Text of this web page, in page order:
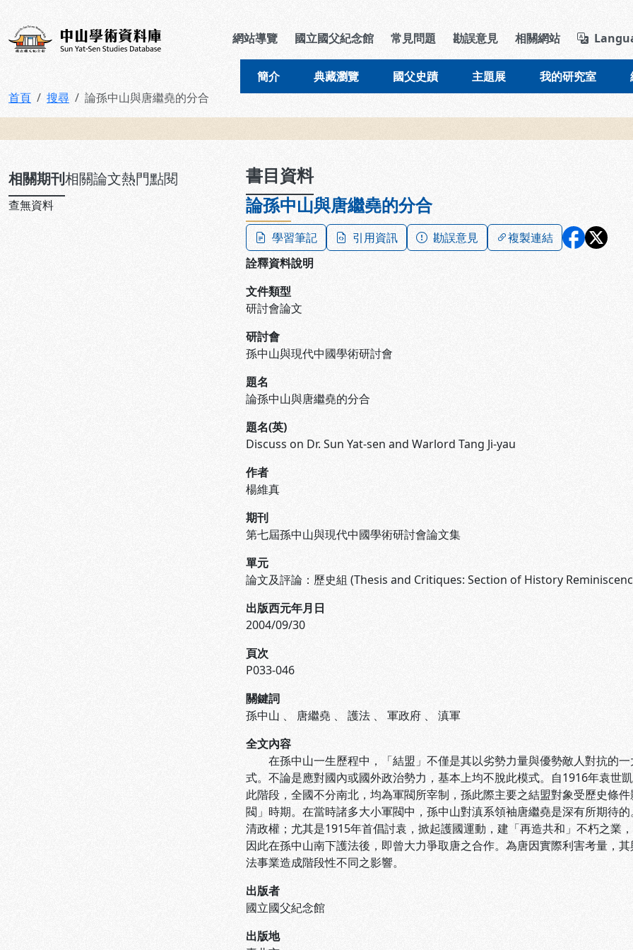
中山學術資料庫 導覽列區塊
網站導覽 國立國父紀念館 常見問題 勘誤意見 相關網站
簡介 典藏瀏覽 國父史蹟 主題展 我的研究室
首頁 搜尋 論孫中山與唐繼堯的分合
相關期刊相關論文熱門點閱
查無資料
書目資料
論孫中山與唐繼堯的分合
學習筆記 引用資訊 勘誤意見
複製連結
詮釋資料說明
文件類型
研討會論文
研討會
孫中山與現代中國學術研討會
題名
論孫中山與唐繼堯的分合
題名(英)
Discuss on Dr. Sun Yat-sen and Warlord Tang Ji-yau
作者
楊維真
期刊
第七屆孫中山與現代中國學術研討會論文集
單元
論文及評論：歷史組 (Thesis and Critiques: Section of History
出版西元年月日
2004/09/30
頁次
P033-046
關鍵詞
孫中山 、 唐繼堯 、 護法 、 軍政府 、 滇軍
全文內容
在孫中山一生歷程中，「結盟」不僅是其以劣勢力量與優勢敵人對抗的
式。不論是應對國內或國外政治勢力，基本上均不脫此模式。自1916年袁世
此階段，全國不分南北，均為軍閥所宰制，孫此際主要之結盟對象受歷史條
閥」時期。在當時諸多大小軍閥中，孫中山對滇系領袖唐繼堯是深有所期待
清政權；尤其是1915年首倡討袁，掀起護國運動，建「再造共和」不朽之業
因此在孫中山南下護法後，即曾大力爭取唐之合作。為唐因實際利害考量，
法事業造成階段性不同之影響。
出版者
國立國父紀念館
出版地